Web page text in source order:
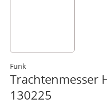
Funk
Trachtenmesser
130225